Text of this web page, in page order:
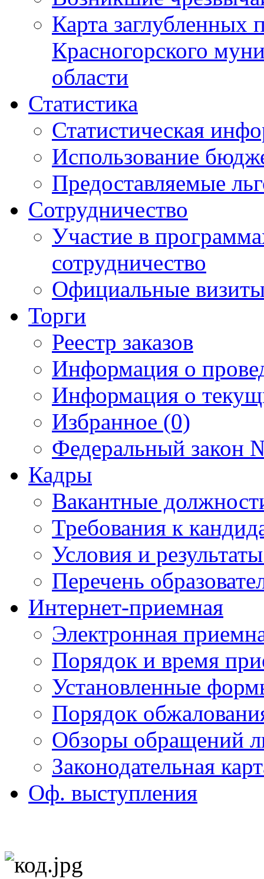
Карта
Красногорского
области
Статистика
Статистическая
Использование
Предоставляемые
Сотрудничество
Участие в
сотрудничество
Официальные
Торги
Реестр заказов
Информация о
Информация о
Избранное (0)
Федеральный закон
Кадры
Вакантные
Требования к
Условия и
Перечень
Интернет-приемная
Электронная
Порядок и время
Установленные
Порядок
Обзоры обращений
Законодательная
Оф. выступления